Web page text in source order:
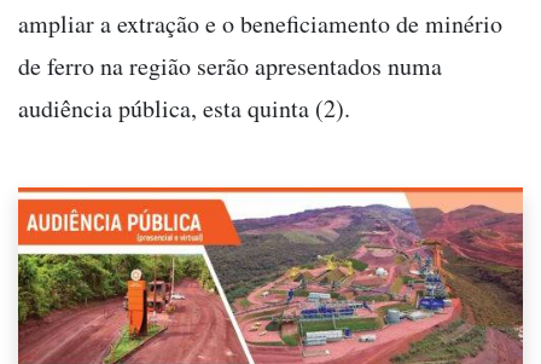
ampliar a extração e o beneficiamento de minério
de ferro na região serão apresentados numa
audiência pública, esta quinta (2).